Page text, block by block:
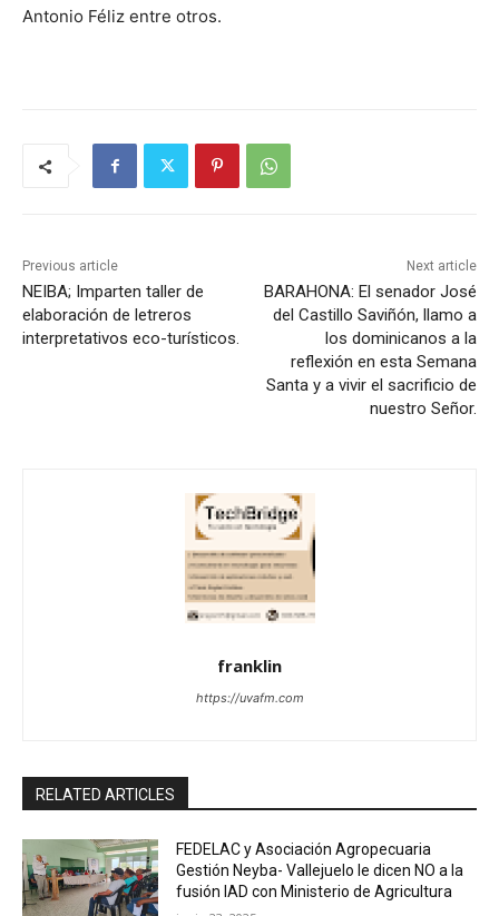
Antonio Féliz entre otros.
Previous article
NEIBA; Imparten taller de
elaboración de letreros
interpretativos eco-turísticos.
Next article
BARAHONA: El senador José
del Castillo Saviñón, llamo a
los dominicanos a la
reflexión en esta Semana
Santa y a vivir el sacrificio de
nuestro Señor.
franklin
https://uvafm.com
RELATED ARTICLES
FEDELAC y Asociación Agropecuaria
Gestión Neyba- Vallejuelo le dicen NO a la
fusión IAD con Ministerio de Agricultura